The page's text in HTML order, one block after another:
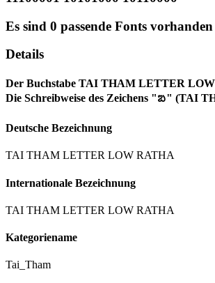
Es sind 0 passende Fonts vorhanden
Details
Der Buchstabe TAI THAM LETTER LOW
Die Schreibweise des Zeichens "ᨰ" (TAI
Deutsche Bezeichnung
TAI THAM LETTER LOW RATHA
Internationale Bezeichnung
TAI THAM LETTER LOW RATHA
Kategoriename
Tai_Tham